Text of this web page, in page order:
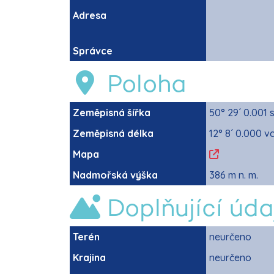
Adresa
Správce
Poloha
Zeměpisná šířka
50° 29´ 0.001
Zeměpisná délka
12° 8´ 0.000 vd
Mapa
Nadmořská výška
386 m n. m.
Doplňující
Terén
neurčeno
Krajina
neurčeno